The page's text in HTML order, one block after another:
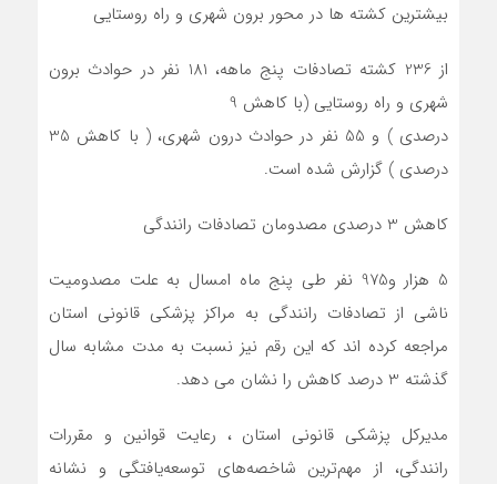
بیشترین کشته ها در محور برون شهری و راه روستایی
از 236 کشته تصادفات پنج ماهه، 181 نفر در حوادث برون
شهری و راه روستایی (با کاهش 9
درصدی ) و 55 نفر در حوادث درون شهری، ( با کاهش 35
درصدی ) گزارش شده است.
کاهش 3 درصدی مصدومان تصادفات رانندگی
5 هزار و975 نفر طی پنج ماه امسال به علت مصدومیت
ناشی از تصادفات رانندگی به مراکز پزشکی قانونی استان
مراجعه کرده اند که این رقم نیز نسبت به مدت مشابه سال
گذشته 3 درصد کاهش را نشان می دهد.
مدیرکل پزشکی قانونی استان ، رعایت قوانین و مقررات
رانندگی، از مهم‌ترین شاخصه‌‌های توسعه‌یافتگی و نشانه